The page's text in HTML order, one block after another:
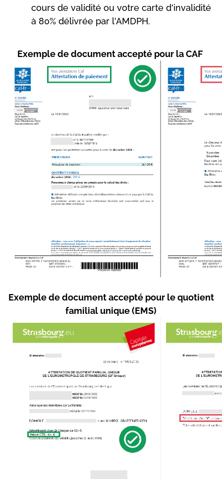
cours de validité ou votre carte d'invalidité
à 80% délivrée par l'AMDPH.
Exemple de document accepté pour la CAF
Exemple de document accepté pour le quotient
familial unique (EMS)